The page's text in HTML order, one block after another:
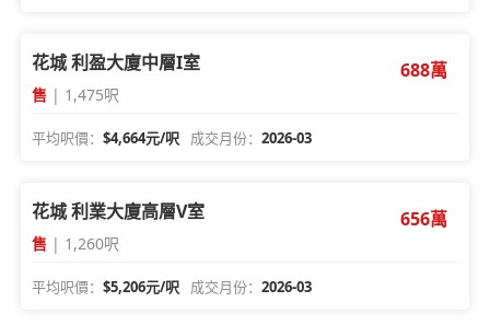
花城 利盈大廈中層I室
售 | 1,475呎
688萬
平均呎價：$4,664元/呎 成交月份：2026-03
花城 利業大廈高層V室
售 | 1,260呎
656萬
平均呎價：$5,206元/呎 成交月份：2026-03